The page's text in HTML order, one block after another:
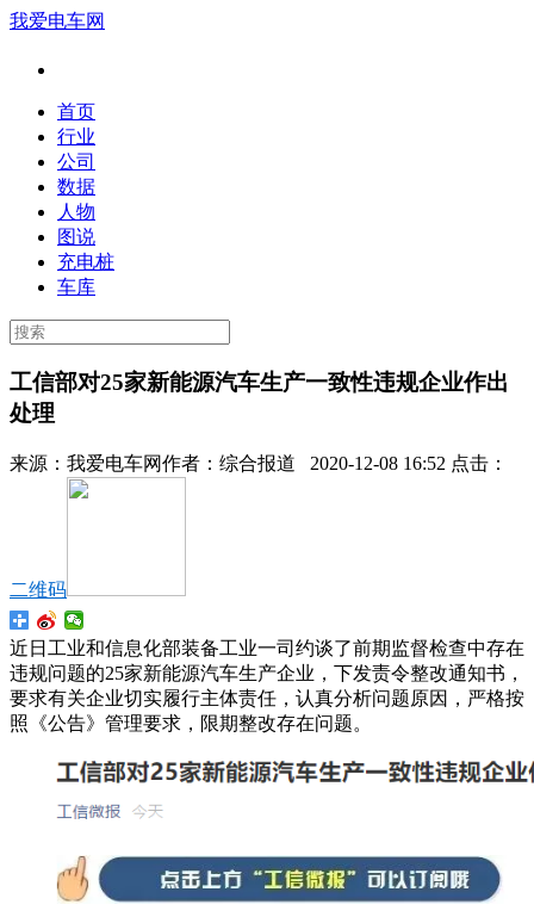
我爱电车网
首页
行业
公司
数据
人物
图说
充电桩
车库
工信部对25家新能源汽车生产一致性违规企业作出
处理
来源： 我爱电车网作者： 综合报道 2020-12-08 16:52 点击：
二维码
近日工业和信息化部装备工业一司约谈了前期监督检查中存在
违规问题的25家新能源汽车生产企业，下发责令整改通知书，
要求有关企业切实履行主体责任，认真分析问题原因，严格按
照《公告》管理要求，限期整改存在问题。